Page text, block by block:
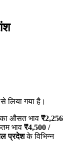
लिया गया है।
औसत भाव ₹2,256
भाव ₹4,500 /
प्रदेशके विभिन्न